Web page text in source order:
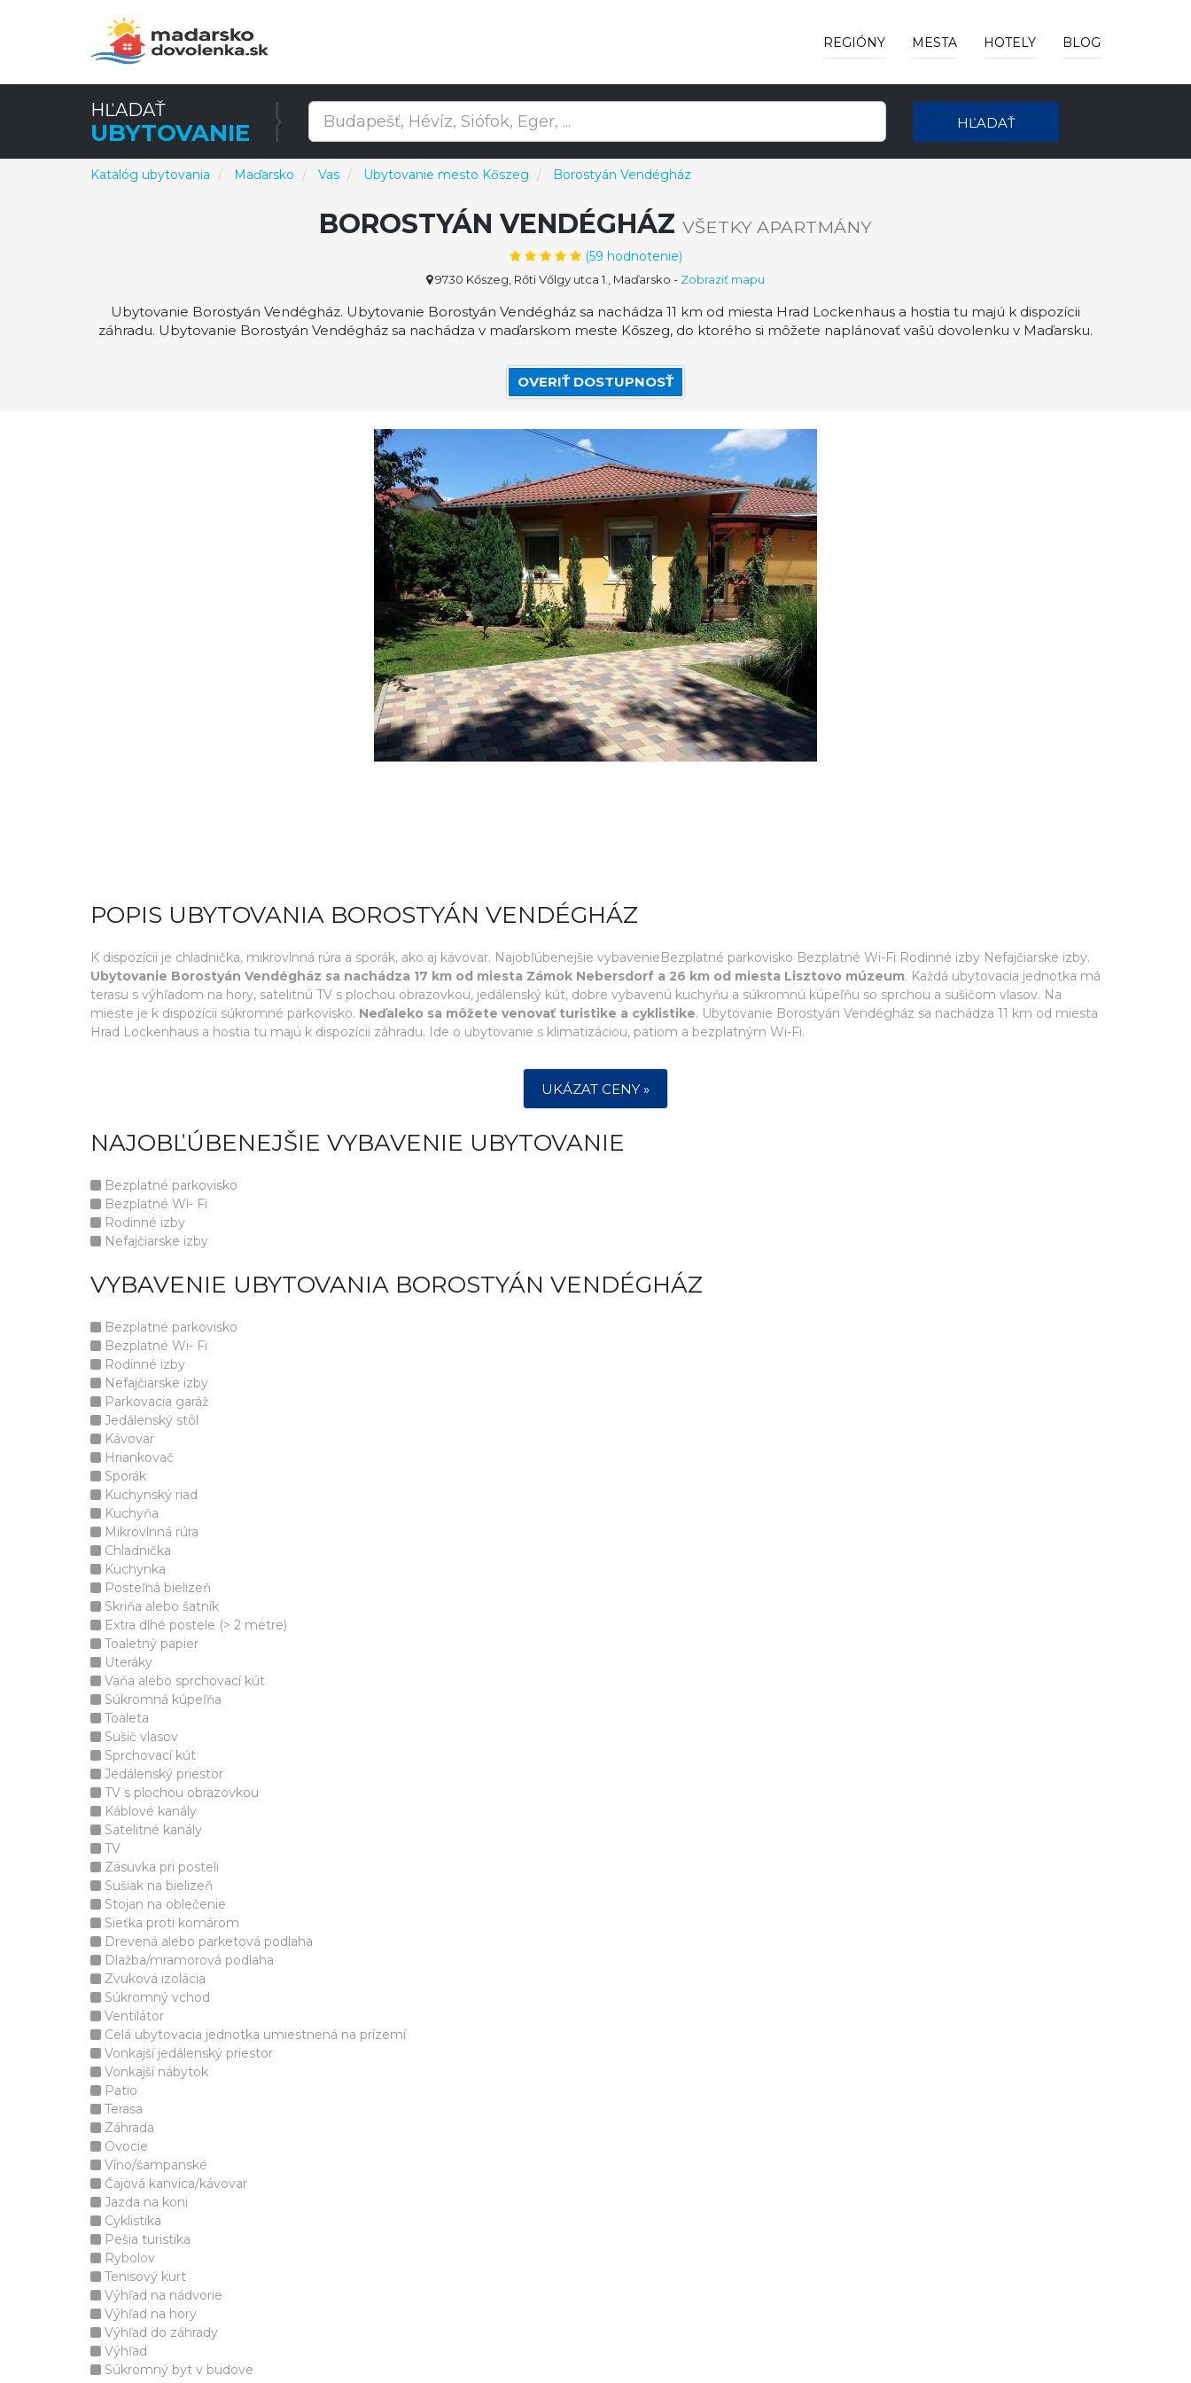
REGIÓNY MESTA HOTELY BLOG
HĽADAŤ
UBYTOVANIE HĽADAŤ
Katalóg ubytovania Maďarsko Vas Ubytovanie mesto Kőszeg Borostyán Vendégház
BOROSTYÁN VENDÉGHÁZ VŠETKY APARTMÁNY
(59 hodnotenie)
9730 Kőszeg, Rőti Vőlgy utca 1., Maďarsko - Zobraziť mapu
Ubytovanie Borostyán Vendégház. Ubytovanie Borostyán Vendégház sa nachádza 11 km od miesta Hrad Lockenhaus a hostia tu majú k dispozícii
záhradu. Ubytovanie Borostyán Vendégház sa nachádza v maďarskom meste Kőszeg, do ktorého si môžete naplánovať vašú dovolenku v Maďarsku.
OVERIŤ DOSTUPNOSŤ
POPIS UBYTOVANIA BOROSTYÁN VENDÉGHÁZ
K dispozícii je chladnička, mikrovlnná rúra a sporák, ako aj kávovar. Najobľúbenejšie vybavenieBezplatné parkovisko Bezplatné Wi-Fi Rodinné izby Nefajčiarske izby.
Ubytovanie Borostyán Vendégház sa nachádza 17 km od miesta Zámok Nebersdorf a 26 km od miesta Lisztovo múzeum. Každá ubytovacia jednotka má
terasu s výhľadom na hory, satelitnú TV s plochou obrazovkou, jedálenský kút, dobre vybavenú kuchyňu a súkromnú kúpeľňu so sprchou a sušičom vlasov. Na
mieste je k dispozícii súkromné parkovisko. Neďaleko sa môžete venovať turistike a cyklistike. Ubytovanie Borostyán Vendégház sa nachádza 11 km od miesta
Hrad Lockenhaus a hostia tu majú k dispozícii záhradu. Ide o ubytovanie s klimatizáciou, patiom a bezplatným Wi-Fi.
UKÁZAT CENY »
NAJOBĽÚBENEJŠIE VYBAVENIE UBYTOVANIE
Bezplatné parkovisko
Bezplatné Wi- Fi
Rodinné izby
Nefajčiarske izby
VYBAVENIE UBYTOVANIA BOROSTYÁN VENDÉGHÁZ
Bezplatné parkovisko
Bezplatné Wi- Fi
Rodinné izby
Nefajčiarske izby
Parkovacia garáž
Jedálenský stôl
Kávovar
Hriankovač
Sporák
Kuchynský riad
Kuchyňa
Mikrovlnná rúra
Chladnička
Kuchynka
Posteľná bielizeň
Skriňa alebo šatník
Extra dlhé postele (> 2 metre)
Toaletný papier
Uteráky
Vaňa alebo sprchovací kút
Súkromná kúpeľňa
Toaleta
Sušič vlasov
Sprchovací kút
Jedálenský priestor
TV s plochou obrazovkou
Káblové kanály
Satelitné kanály
TV
Zásuvka pri posteli
Sušiak na bielizeň
Stojan na oblečenie
Sieťka proti komárom
Drevená alebo parketová podlaha
Dlažba/mramorová podlaha
Zvuková izolácia
Súkromný vchod
Ventilátor
Celá ubytovacia jednotka umiestnená na prízemí
Vonkajší jedálenský priestor
Vonkajší nábytok
Patio
Terasa
Záhrada
Ovocie
Víno/šampanské
Čajová kanvica/kávovar
Jazda na koni
Cyklistika
Pešia turistika
Rybolov
Tenisový kurt
Výhľad na nádvorie
Výhľad na hory
Výhľad do záhrady
Výhľad
Súkromný byt v budove